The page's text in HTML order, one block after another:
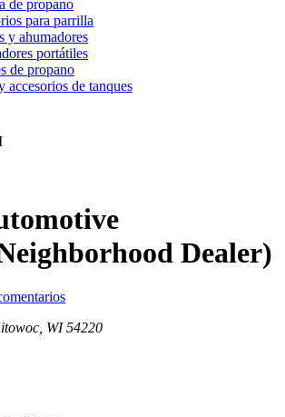
de propano
para parrilla
y ahumadores
portátiles
de propano
accesorios de tanques
Dealer)
WI 54220